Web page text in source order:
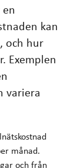
kan
och hur
Exemplen
variera
månad.
och från